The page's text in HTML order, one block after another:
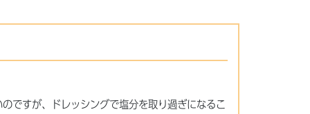
ですが、ドレッシングで塩分を取り過ぎになるこ